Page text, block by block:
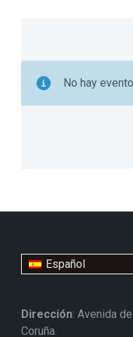
No hay
Español
Dirección: Avenida
Coruña.